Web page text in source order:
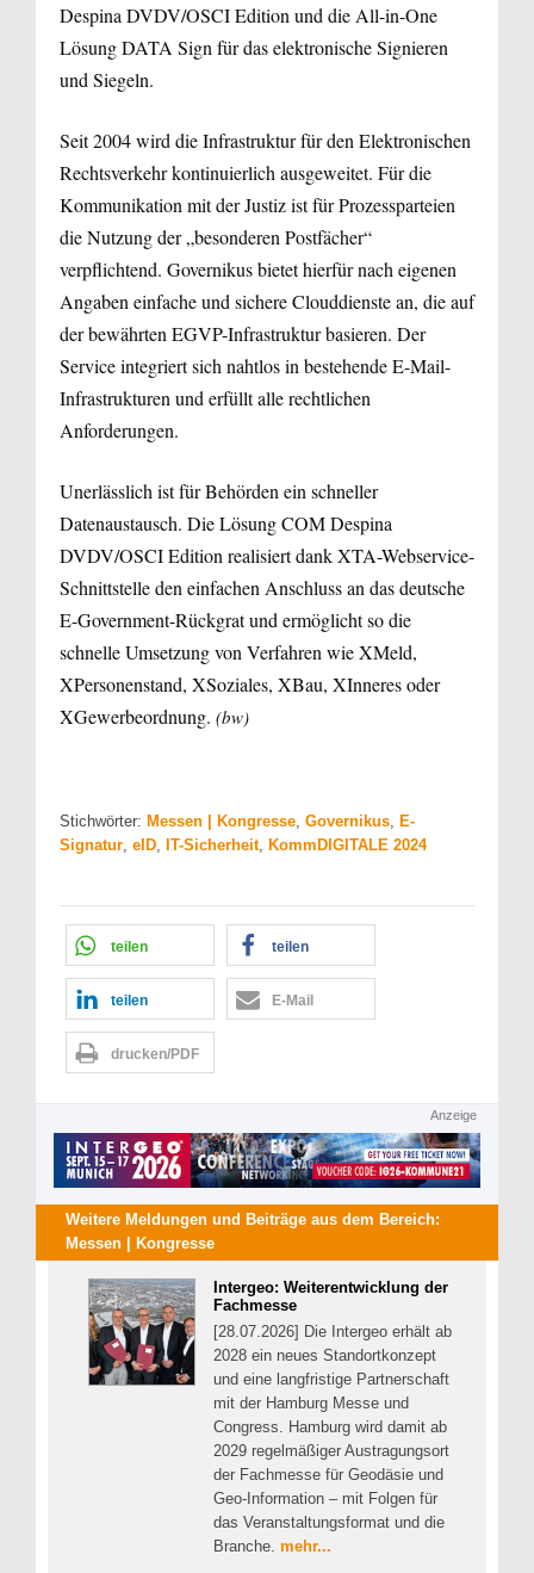
Despina DVDV/OSCI Edition und die All-in-One
Lösung DATA Sign für das elektronische Signieren
und Siegeln.
Seit 2004 wird die Infrastruktur für den Elektronischen
Rechtsverkehr kontinuierlich ausgeweitet. Für die
Kommunikation mit der Justiz ist für Prozessparteien
die Nutzung der „besonderen Postfächer“
verpflichtend. Governikus bietet hierfür nach eigenen
Angaben einfache und sichere Clouddienste an, die auf
der bewährten EGVP-Infrastruktur basieren. Der
Service integriert sich nahtlos in bestehende E-Mail-
Infrastrukturen und erfüllt alle rechtlichen
Anforderungen.
Unerlässlich ist für Behörden ein schneller
Datenaustausch. Die Lösung COM Despina
DVDV/OSCI Edition realisiert dank XTA-Webservice-
Schnittstelle den einfachen Anschluss an das deutsche
E-Government-Rückgrat und ermöglicht so die
schnelle Umsetzung von Verfahren wie XMeld,
XPersonenstand, XSoziales, XBau, XInneres oder
XGewerbeordnung. (bw)
Stichwörter: Messen | Kongresse, Governikus, E-
Signatur, eID, IT-Sicherheit, KommDIGITALE 2024
teilen teilen
teilen E-Mail
drucken/PDF
Anzeige
Weitere Meldungen und Beiträge aus dem Bereich:
Messen | Kongresse
Intergeo: Weiterentwicklung der
Fachmesse
[28.07.2026] Die Intergeo erhält ab
2028 ein neues Standortkonzept
und eine langfristige Partnerschaft
mit der Hamburg Messe und
Congress. Hamburg wird damit ab
2029 regelmäßiger Austragungsort
der Fachmesse für Geodäsie und
Geo-Information – mit Folgen für
das Veranstaltungsformat und die
Branche. mehr...